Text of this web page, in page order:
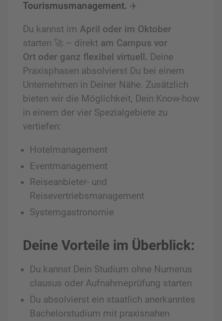
Tourismusmanagement. ✈️
Du kannst im April oder im Oktober
starten 🚀 – direkt am Campus vor
Ort oder ganz flexibel virtuell . Deine
Praxisphasen absolvierst Du bei einem
Unternehmen in Deiner Nähe. Zusätzlich
bieten wir die Möglichkeit, Dein Know-how
in einem der vier Spezialgebiete zu
vertiefen:
Hotelmanagement
Eventmanagement
Reiseanbieter- und
Reisevertriebsmanagement
Systemgastronomie
Deine Vorteile im Überblick:
Du kannst Dein Studium ohne Numerus
clausus oder Aufnahmeprüfung starten
Du absolvierst ein staatlich anerkanntes
Bachelorstudium mit praxisnahen